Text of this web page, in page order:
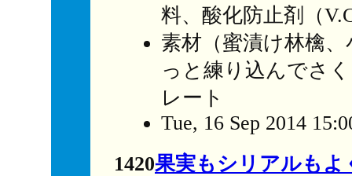
料、酸化防止剤（
素材（蜜漬け林檎
っと練り込んでさ
レート
Tue, 16 Sep 2014
1420果実もシリアルも